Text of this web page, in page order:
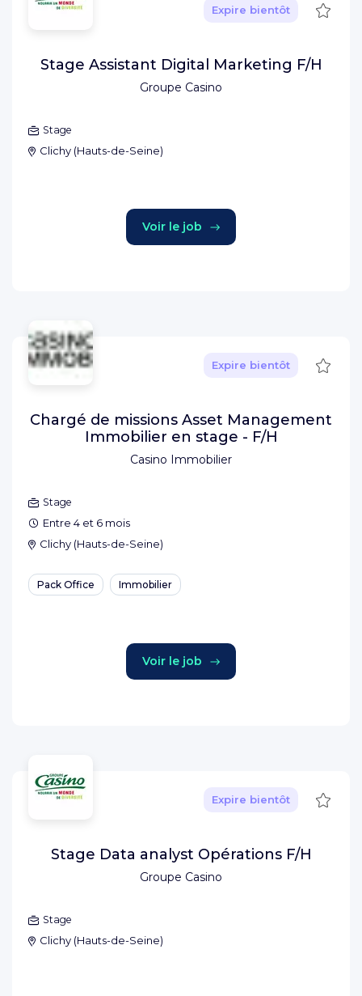
Groupe Casino
Expire bientôt
Stage Assistant Digital Marketing F/H
Stage
Clichy (Hauts-de-Seine)
Voir le job
Casino Immobilier
Expire bientôt
Chargé de missions Asset Management
Immobilier en stage - F/H
Stage
Entre 4 et 6 mois
Clichy (Hauts-de-Seine)
Pack Office Immobilier
Voir le job
Groupe Casino
Expire bientôt
Stage Data analyst Opérations F/H
Stage
Clichy (Hauts-de-Seine)